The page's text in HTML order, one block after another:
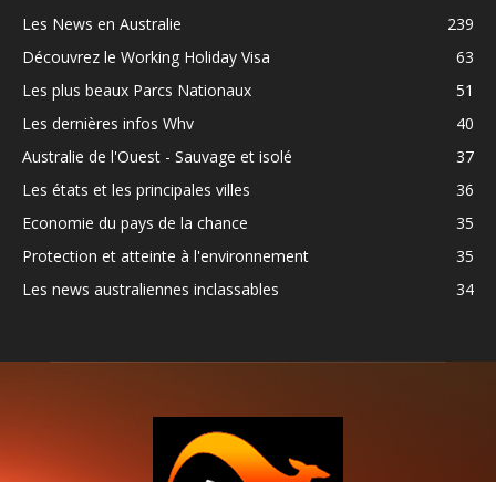
Les News en Australie
239
Découvrez le Working Holiday Visa
63
Les plus beaux Parcs Nationaux
51
Les dernières infos Whv
40
Australie de l'Ouest - Sauvage et isolé
37
Les états et les principales villes
36
Economie du pays de la chance
35
Protection et atteinte à l'environnement
35
Les news australiennes inclassables
34